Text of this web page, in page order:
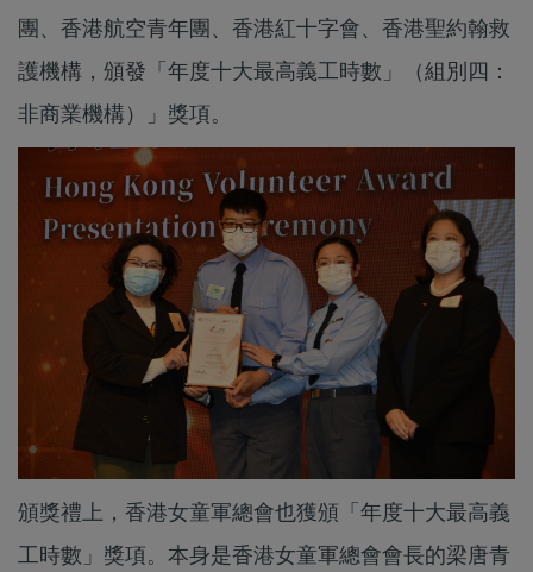
團、香港航空青年團、香港紅十字會、香港聖約翰救
護機構，頒發「年度十大最高義工時數」（組別四：
非商業機構）」獎項。
頒獎禮上，香港女童軍總會也獲頒「年度十大最高義
工時數」獎項。本身是香港女童軍總會會長的梁唐青